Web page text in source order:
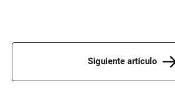
Siguiente artículo